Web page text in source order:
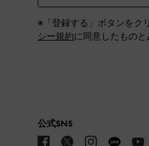
※「登録する」ボタンをク
シー規約に同意したものと
公式SNS